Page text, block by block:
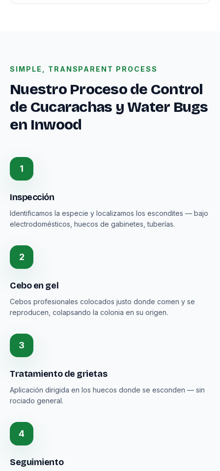
SIMPLE, TRANSPARENT PROCESS
Nuestro Proceso de Control
de Cucarachas y Water Bugs
en Inwood
1
Inspección
Identificamos la especie y localizamos los escondites — bajo
electrodomésticos, huecos de gabinetes, tuberías.
2
Cebo en gel
Cebos profesionales colocados justo donde comen y se
reproducen, colapsando la colonia en su origen.
3
Tratamiento de grietas
Aplicación dirigida en los huecos donde se esconden — sin
rociado general.
4
Seguimiento